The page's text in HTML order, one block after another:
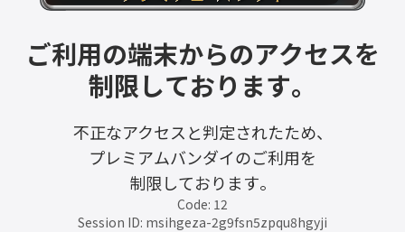
ご利用の端末からのアクセスを
制限しております。
不正なアクセスと判定されたため、
プレミアムバンダイのご利用を
制限しております。
Code: 12
Session ID: msihgeza-2g9fsn5zpqu8hgyji